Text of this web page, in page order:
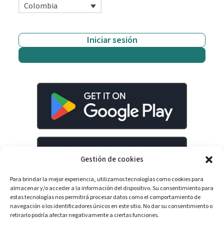
Gestión de cookies
Para brindar la mejor experiencia, utilizamos tecnologías como cookies para
almacenar y/o acceder a la información del dispositivo. Su consentimiento para
estas tecnologías nos permitirá procesar datos como el comportamiento de
navegación o los identificadores únicos en este sitio. No dar su consentimiento o
retirarlo podría afectar negativamente a ciertas funciones.
Colombia
Iniciar sesión